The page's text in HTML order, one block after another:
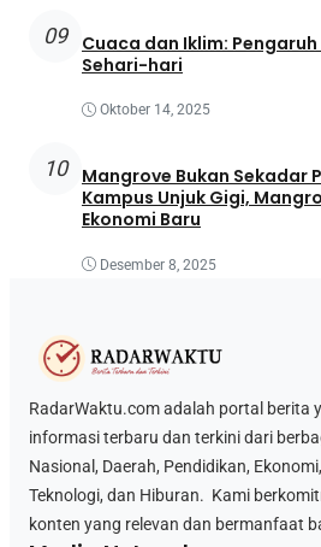
09
Cuaca dan Iklim:
Sehari-hari
Oktober 14, 2025
10
Mangrove Bukan Sekadar
Kampus Unjuk Gigi,
Ekonomi Baru
Desember 8, 2025
RadarWaktu.com adalah portal berita
informasi terbaru dan terkini dari
Nasional, Daerah, Pendidikan,
Teknologi, dan Hiburan. Kami
konten yang relevan dan bermanfaat